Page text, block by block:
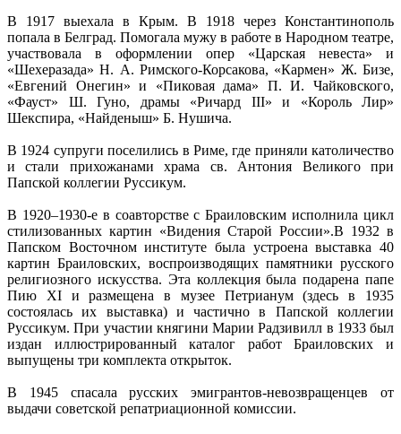
В 1917 выехала в Крым. В 1918 через Константинополь
попала в Белград. Помогала мужу в работе в Народном театре,
участвовала в оформлении опер «Царская невеста» и
«Шехеразада» Н. А. Римского-Корсакова, «Кармен» Ж. Бизе,
«Евгений Онегин» и «Пиковая дама» П. И. Чайковского,
«Фауст» Ш. Гуно, драмы «Ричард III» и «Король Лир»
Шекспира, «Найденыш» Б. Нушича.
В 1924 супруги поселились в Риме, где приняли католичество
и стали прихожанами храма св. Антония Великого при
Папской коллегии Руссикум.
В 1920–1930-е в соавторстве с Браиловским исполнила цикл
стилизованных картин «Видения Старой России».В 1932 в
Папском Восточном институте была устроена выставка 40
картин Браиловских, воспроизводящих памятники русского
религиозного искусства. Эта коллекция была подарена папе
Пию XI и размещена в музее Петрианум (здесь в 1935
состоялась их выставка) и частично в Папской коллегии
Руссикум. При участии княгини Марии Радзивилл в 1933 был
издан иллюстрированный каталог работ Браиловских и
выпущены три комплекта открыток.
В 1945 спасала русских эмигрантов-невозвращенцев от
выдачи советской репатриационной комиссии.